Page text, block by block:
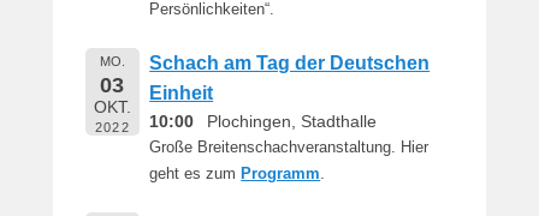
Persönlichkeiten“.
MO.
03
OKT.
2022
Schach am Tag der Deutschen
Einheit
10:00 Plochingen, Stadthalle
Große Breitenschachveranstaltung. Hier
geht es zum Programm.